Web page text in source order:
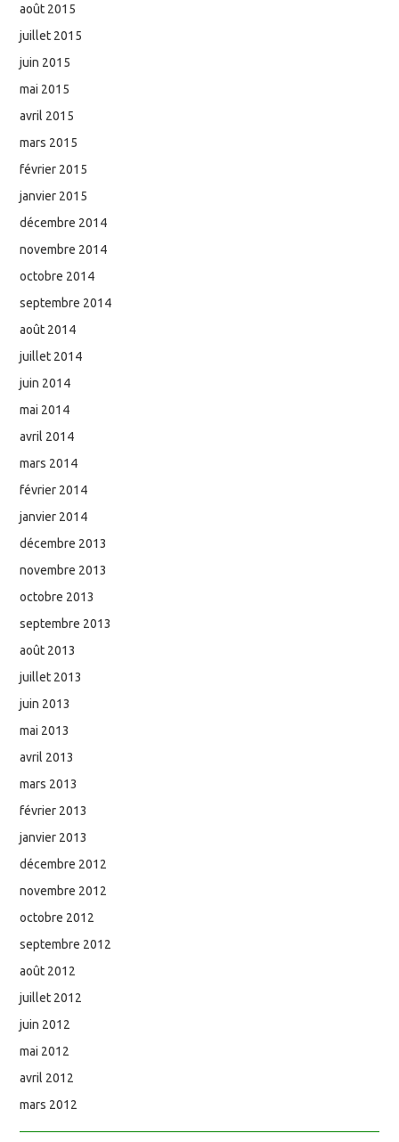
août 2015
juillet 2015
juin 2015
mai 2015
avril 2015
mars 2015
février 2015
janvier 2015
décembre 2014
novembre 2014
octobre 2014
septembre 2014
août 2014
juillet 2014
juin 2014
mai 2014
avril 2014
mars 2014
février 2014
janvier 2014
décembre 2013
novembre 2013
octobre 2013
septembre 2013
août 2013
juillet 2013
juin 2013
mai 2013
avril 2013
mars 2013
février 2013
janvier 2013
décembre 2012
novembre 2012
octobre 2012
septembre 2012
août 2012
juillet 2012
juin 2012
mai 2012
avril 2012
mars 2012